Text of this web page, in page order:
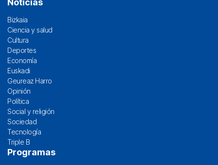
Noticias
Bizkaia
Ciencia y salud
Cultura
Deportes
Economía
Euskadi
Geureaz Harro
Opinión
Política
Social y religión
Sociedad
Tecnología
Triple B
Programas